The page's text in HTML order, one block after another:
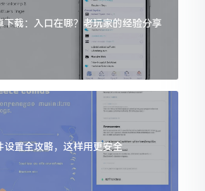
载：入口在哪？老玩家的经验分享
置全攻略，这样用更安全